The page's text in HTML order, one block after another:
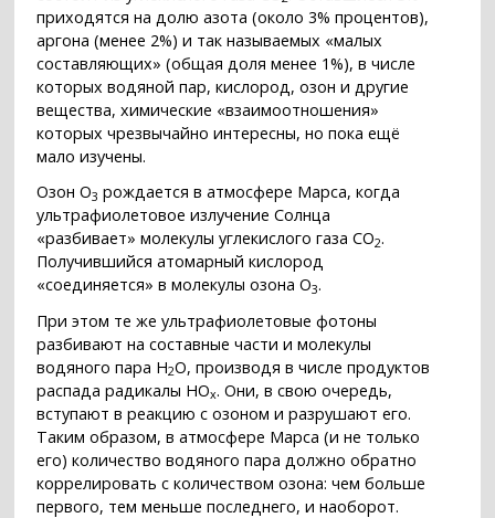
приходятся на долю азота (около 3% процентов),
аргона (менее 2%) и так называемых «малых
составляющих» (общая доля менее 1%), в числе
которых водяной пар, кислород, озон и другие
вещества, химические «взаимоотношения»
которых чрезвычайно интересны, но пока ещё
мало изучены.
Озон O3 рождается в атмосфере Марса, когда
ультрафиолетовое излучение Солнца
«разбивает» молекулы углекислого газа CO2.
Получившийся атомарный кислород
«соединяется» в молекулы озона O3.
При этом те же ультрафиолетовые фотоны
разбивают на составные части и молекулы
водяного пара H2O, производя в числе продуктов
распада радикалы HOx. Они, в свою очередь,
вступают в реакцию с озоном и разрушают его.
Таким образом, в атмосфере Марса (и не только
его) количество водяного пара должно обратно
коррелировать с количеством озона: чем больше
первого, тем меньше последнего, и наоборот.